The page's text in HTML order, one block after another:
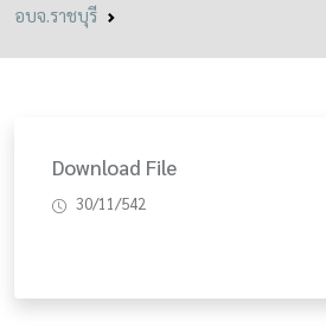
อบจ.ราชบุรี
Download File
30/11/542